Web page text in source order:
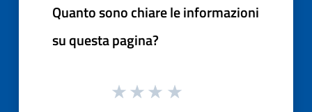
Quanto sono chiare le informazioni
su questa pagina?